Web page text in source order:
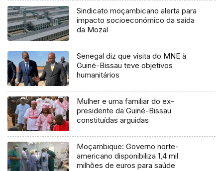
Sindicato moçambicano alerta para
impacto socioeconómico da saída
da Mozal
Senegal diz que visita do MNE à
Guiné-Bissau teve objetivos
humanitários
Mulher e uma familiar do ex-
presidente da Guiné-Bissau
constituídas arguidas
Moçambique: Governo norte-
americano disponibiliza 1,4 mil
milhões de euros para saúde